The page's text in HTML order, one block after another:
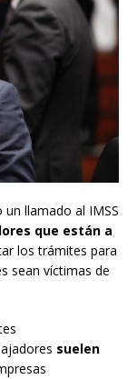
un llamado al IMSS
que están a
los trámites para
sean víctimas de
suelen